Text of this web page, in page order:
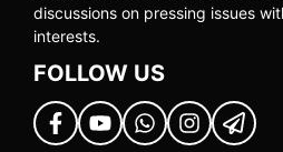
discussions on pressing issues
interests.
FOLLOW US